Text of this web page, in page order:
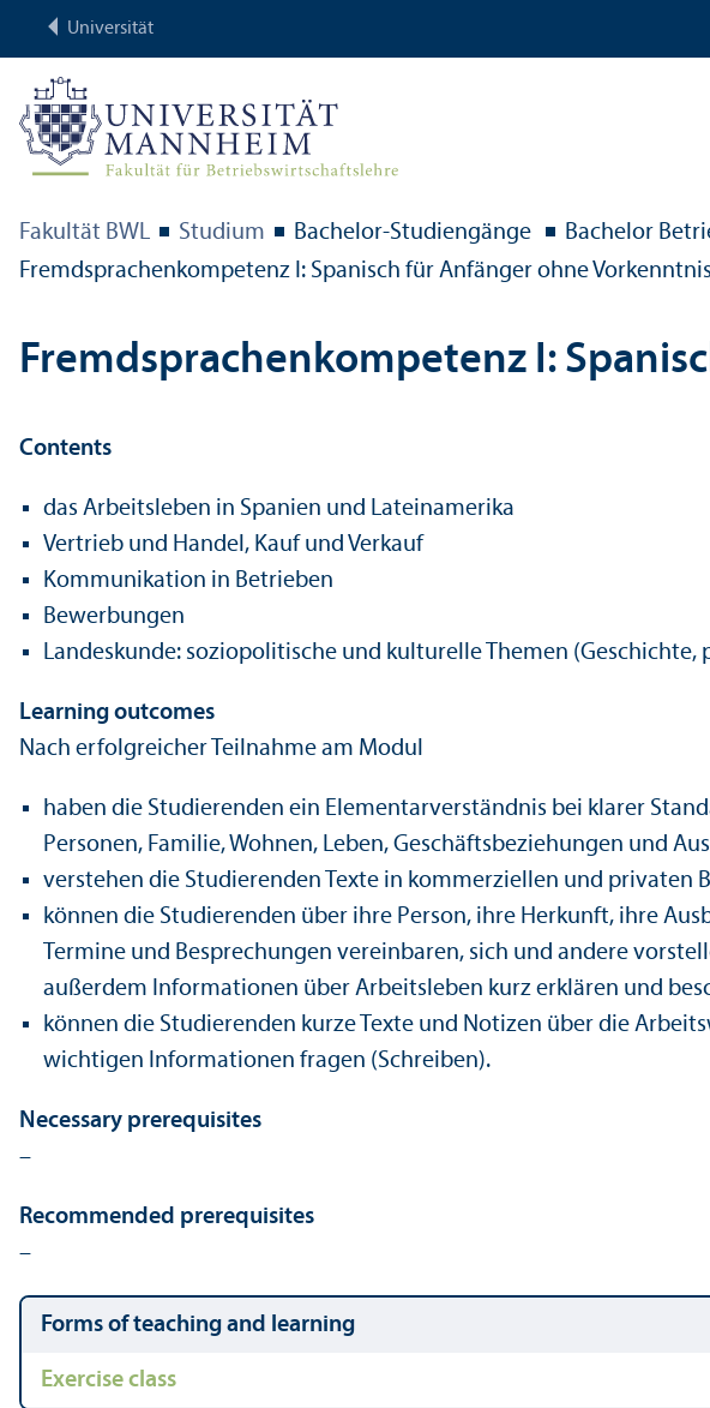
Universität
Fakultät BWL Studium Bachelor-Studien­gänge Bachelor
Fremdsprach­en­kompetenz I: Spanisch für Anfänger ohne
Fremdsprach­en­kompetenz I:
Contents
das Arbeits­leben in Spanien und Lateinamerika
Vertrieb und Handel, Kauf und Verkauf
Kommunikation in Betrieben
Bewerbungen
Landes­kunde: soziopolitische und kulturelle Themen
Learning outcomes
Nach erfolgreicher Teilnahme am Modul
haben die Studierenden ein Elementarverständnis bei klarer
Personen, Familie, Wohnen, Leben, Geschäfts­beziehungen und
verstehen die Studierenden Texte in kommerziellen und privaten
können die Studierenden über ihre Person, ihre Herkunft, ihre
Termine und Besprechungen vereinbaren, sich und andere
außerdem Informationen über Arbeits­leben kurz erklären und
können die Studierenden kurze Texte und Notizen über die
wichtigen Informationen fragen (Schreiben).
Necessary prerequisites
–
Recommended prerequisites
–
Forms of teaching and learning
Exercise class